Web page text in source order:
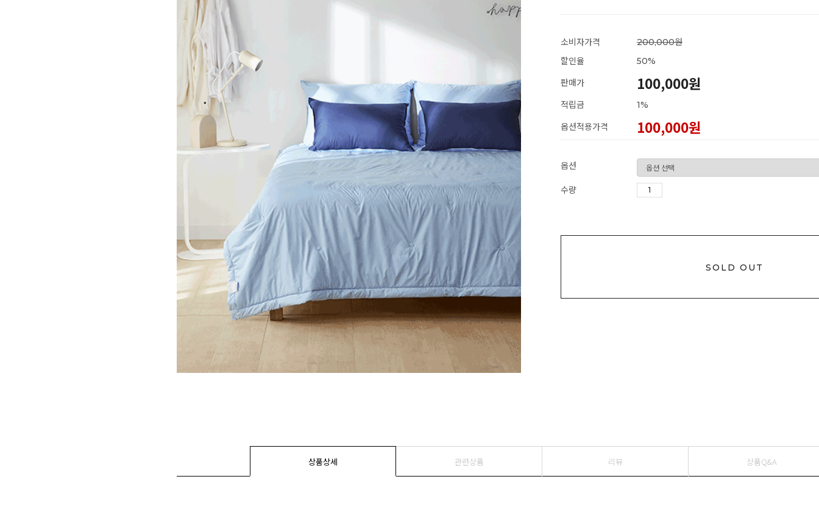
소비자가격
200,000원
할인율
50%
판매가
100,000원
적립금
1%
옵션적용가격
100,000원
옵션
수량
SOLD OUT
상품상세 관련상품 리뷰 상품Q&A